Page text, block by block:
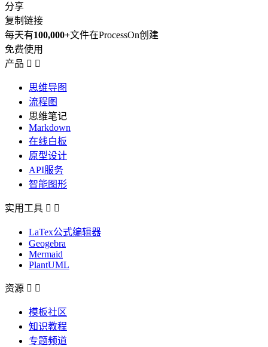
分享
复制链接
每天有100,000+文件在ProcessOn创建
免费使用
产品  
思维导图
流程图
思维笔记
Markdown
在线白板
原型设计
API服务
智能图形
实用工具  
LaTex公式编辑器
Geogebra
Mermaid
PlantUML
资源  
模板社区
知识教程
专题频道